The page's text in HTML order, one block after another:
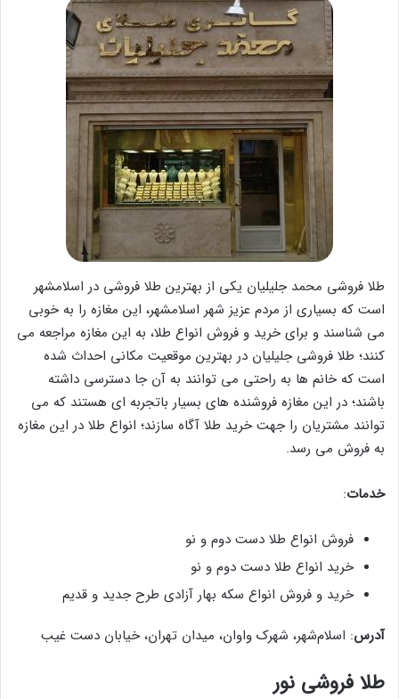
طلا فروشی محمد جلیلیان یکی از بهترین طلا فروشی در اسلامشهر
است که بسیاری از مردم عزیز شهر اسلامشهر، این مغازه را به خوبی
می شناسند و برای خرید و فروش انواع طلا، به این مغازه مراجعه می
کنند؛ طلا فروشی جلیلیان در بهترین موقعیت مکانی احداث شده
است که خانم ها به راحتی می توانند به آن جا دسترسی داشته
باشند؛ در این مغازه فروشنده های بسیار باتجربه ای هستند که می
توانند مشتریان را جهت خرید طلا آگاه سازند؛ انواع طلا در این مغازه
به فروش می رسد.
خدمات:
فروش انواع طلا دست دوم و نو
خرید انواع طلا دست دوم و نو
خرید و فروش انواع سکه بهار آزادی طرح جدید و قدیم
آدرس: اسلام‌شهر، شهرک واوان، میدان تهران، خیابان دست غیب
طلا فروشی نور